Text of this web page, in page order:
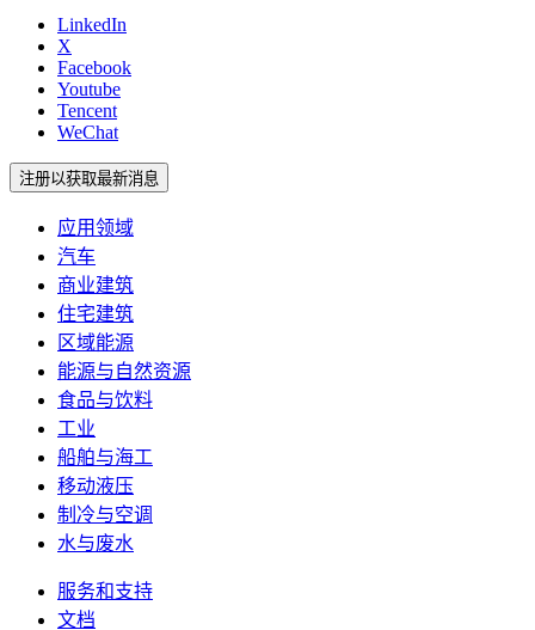
LinkedIn
X
Facebook
Youtube
Tencent
WeChat
注册以获取最新消息
应用领域
汽车
商业建筑
住宅建筑
区域能源
能源与自然资源
食品与饮料
工业
船舶与海工
移动液压
制冷与空调
水与废水
服务和支持
文档